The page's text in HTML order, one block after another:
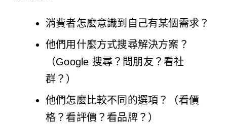
消費者怎麼意識到自己有某個需求？
他們用什麼方式搜尋解決方案？
（Google 搜尋？問朋友？看社
群？）
他們怎麼比較不同的選項？（看價
格？看評價？看品牌？）